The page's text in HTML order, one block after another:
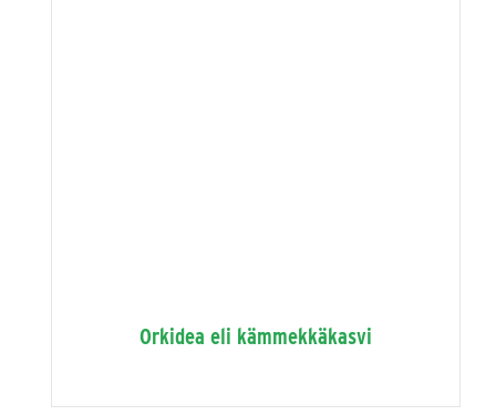
Orkidea eli kämmekkäkasvi